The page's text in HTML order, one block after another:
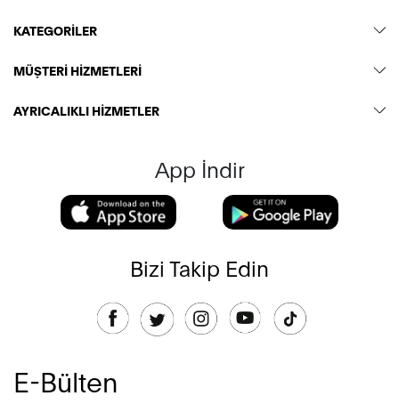
KATEGORİLER
MÜŞTERİ HİZMETLERİ
AYRICALIKLI HİZMETLER
App İndir
Bizi Takip Edin
E-Bülten